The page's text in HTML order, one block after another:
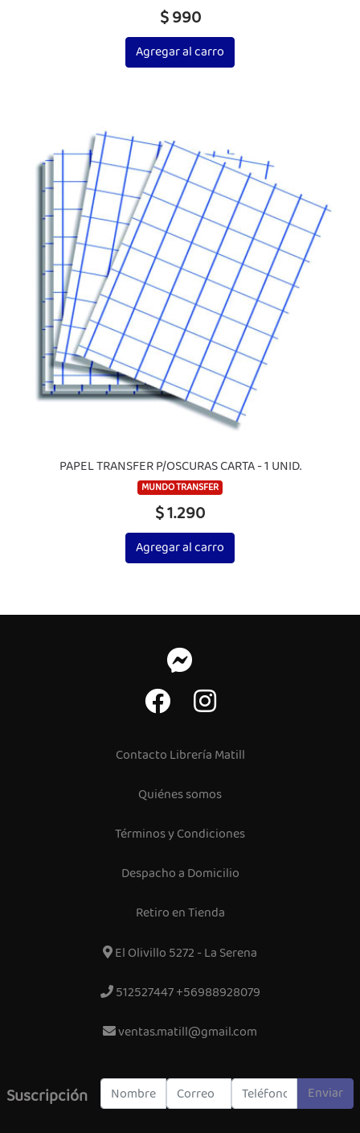
$ 990
Agregar al carro
PAPEL TRANSFER P/OSCURAS CARTA - 1 UNID.
MUNDO TRANSFER
$ 1.290
Agregar al carro
Contacto Librería Matill
Quiénes somos
Términos y Condiciones
Despacho a Domicilio
Retiro en Tienda
El Olivillo 5272 - La Serena
512527447 +56988928079
ventas.matill@gmail.com
Suscripción Enviar